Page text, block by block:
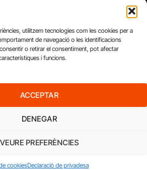
utilitzem tecnologies com les cookies per a
de navegació o les identificacions
o retirar el consentiment, pot afectar
i funcions.
ACCEPTAR
DENEGAR
VEURE PREFERÈNCIES
cookiesDeclaració de privadesa